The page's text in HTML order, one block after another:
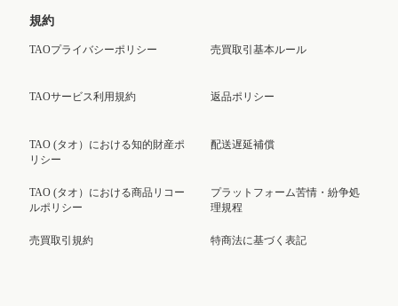
規約
TAOプライバシーポリシー
TAOサービス利用規約
TAO (タオ）における知的財産ポ
リシー
TAO (タオ）における商品リコー
ルポリシー
売買取引規約
売買取引基本ルール
返品ポリシー
配送遅延補償
プラットフォーム苦情・紛争処
理規程
特商法に基づく表記